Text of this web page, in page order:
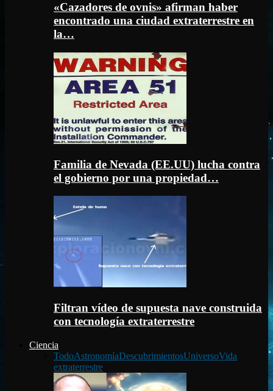
«Cazadores de ovnis» afirman haber
encontrado una ciudad extraterrestre en
la…
Familia de Nevada (EE.UU) lucha contra
el gobierno por una propiedad…
Filtran vídeo de supuesta nave construida
con tecnología extraterrestre
Ciencia
TodoAstronomíaDescubrimientosUniversoVida
extraterrestre